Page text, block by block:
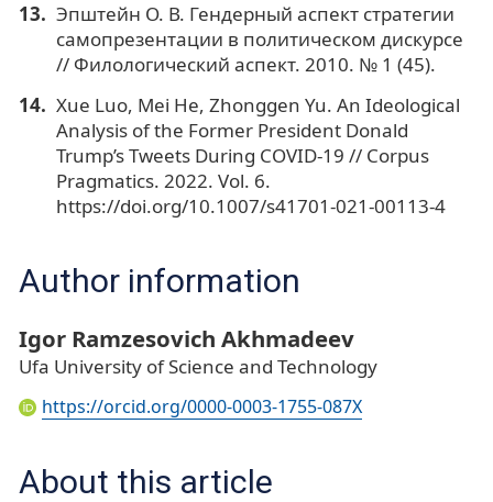
Эпштейн О. В. Гендерный аспект стратегии
самопрезентации в политическом дискурсе
// Филологический аспект. 2010. № 1 (45).
Xue Luo, Mei He, Zhonggen Yu. An Ideological
Analysis of the Former President Donald
Trump’s Tweets During COVID-19 // Corpus
Pragmatics. 2022. Vol. 6.
https://doi.org/10.1007/s41701-021-00113-4
Author information
Igor Ramzesovich Akhmadeev
Ufa University of Science and Technology
https://orcid.org/0000-0003-1755-087X
About this article